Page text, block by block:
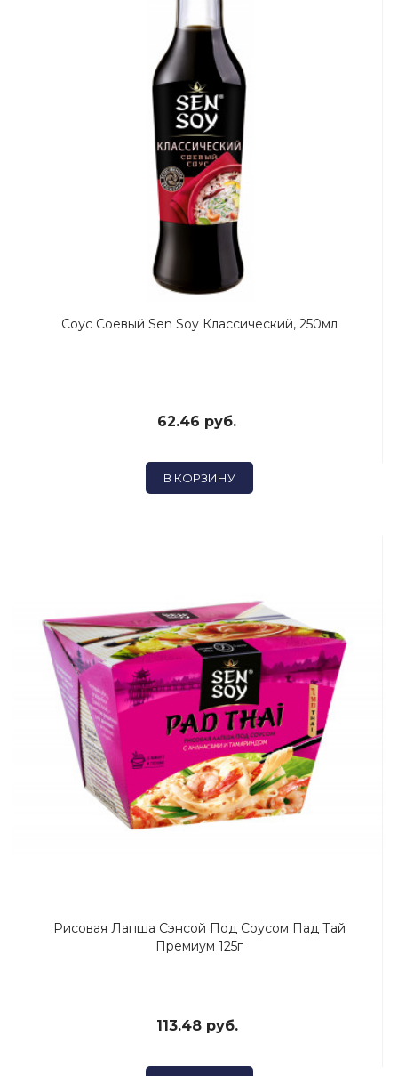
Соус Соевый Sen Soy Классический, 250мл
62.46 руб.
В КОРЗИНУ
Рисовая Лапша Сэнсой Под Соусом Пад Тай
Премиум 125г
113.48 руб.